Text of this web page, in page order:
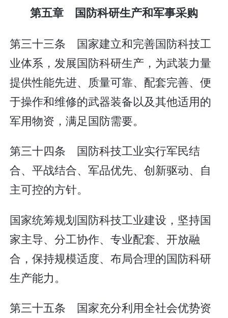
第五章 国防科研生产和军事采购
第三十三条 国家建立和完善国防科技工
业体系，发展国防科研生产，为武装力量
提供性能先进、质量可靠、配套完善、便
于操作和维修的武器装备以及其他适用的
军用物资，满足国防需要。
第三十四条 国防科技工业实行军民结
合、平战结合、军品优先、创新驱动、自
主可控的方针。
国家统筹规划国防科技工业建设，坚持国
家主导、分工协作、专业配套、开放融
合，保持规模适度、布局合理的国防科研
生产能力。
第三十五条 国家充分利用全社会优势资